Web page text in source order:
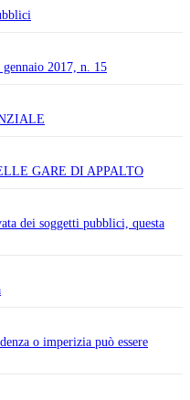
gennaio 2017, n. 15
GARE DI APPALTO
dei soggetti pubblici, questa
o imperizia può essere